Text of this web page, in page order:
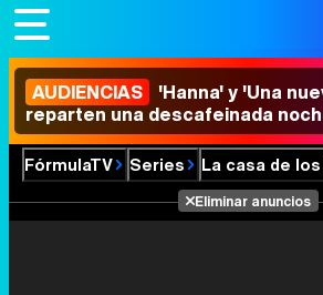
AUDIENCIAS 'Hanna' y 'Una
reparten una descafeinada
FórmulaTV Series La casa de
Eliminar anuncios